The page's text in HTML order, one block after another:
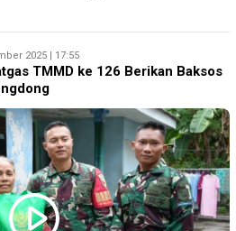
2025 | 17:55
TMMD ke 126 Berikan Baksos